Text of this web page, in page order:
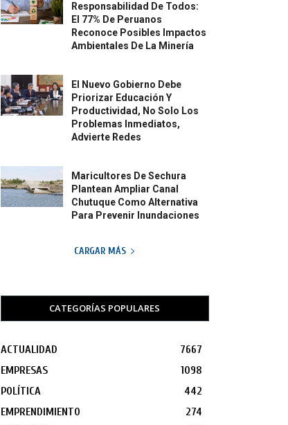
Responsabilidad De Todos:
El 77% De Peruanos
Reconoce Posibles Impactos
Ambientales De La Minería
El Nuevo Gobierno Debe
Priorizar Educación Y
Productividad, No Solo Los
Problemas Inmediatos,
Advierte Redes
Maricultores De Sechura
Plantean Ampliar Canal
Chutuque Como Alternativa
Para Prevenir Inundaciones
CARGAR MÁS
CATEGORÍAS POPULARES
ACTUALIDAD
7667
EMPRESAS
1098
POLÍTICA
442
EMPRENDIMIENTO
274